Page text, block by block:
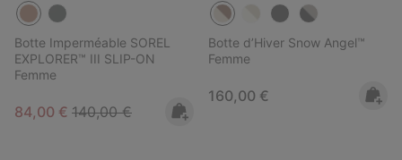
Botte Imperméable SOREL
EXPLORER™ III SLIP-ON
Femme
Sale price:
84,00 € Regular price:
140,00 €
Botte d’Hiver Snow Angel™
Femme
Regular price:
160,00 €